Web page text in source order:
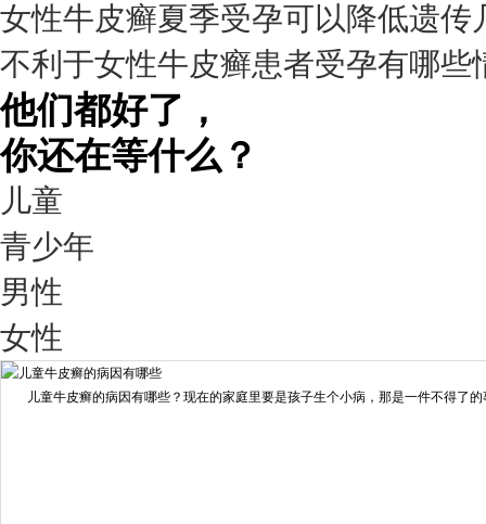
疗效满意
98%
我要咨询
擅长： 王艳琼 门诊主任 专家介绍：毕业于川北医学院...
预约量
女性牛皮癣夏季受孕可以降低遗传
不利于女性牛皮癣患者受孕有哪些
他们都好了，
你还在等什么？
儿童
青少年
男性
女性
儿童牛皮癣的病因有哪些？现在的家庭里要是孩子生个小病，那是一件不得了的